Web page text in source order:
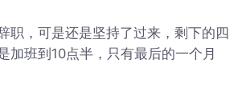
职，可是还是坚持了过来，剩下的四
加班到10点半，只有最后的一个月